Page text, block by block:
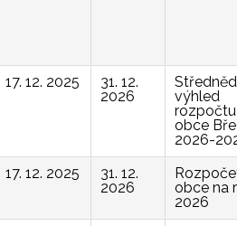
17. 12. 2025
31. 12.
2026
výhled
rozpočtu
obce
2026-
17. 12. 2025
31. 12.
2026
obce na
2026